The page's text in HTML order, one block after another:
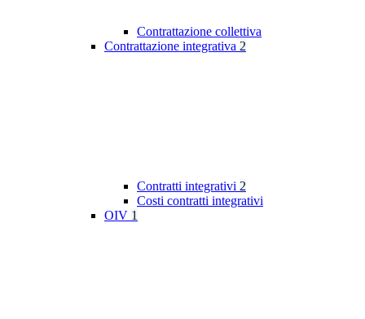
Contrattazione collettiva
Contrattazione integrativa 2
Contratti integrativi 2
Costi contratti integrativi
OIV 1